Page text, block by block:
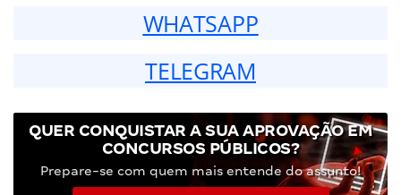
WHATSAPP
TELEGRAM
QUER CONQUISTAR A SUA APROVAÇÃO EM
CONCURSOS PÚBLICOS?
Prepare-se com quem mais entende do assunto!